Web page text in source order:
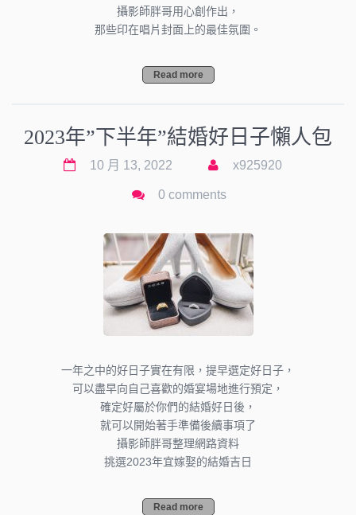
攝影師胖哥用心創作出，
那些印在唱片封面上的最佳氛圍。
Read more
2023年”下半年”結婚好日子懶人包
10 月 13, 2022 x925920
0 comments
一年之中的好日子實在有限，提早選定好日子，
可以盡早向自己喜歡的婚宴場地進行預定，
確定好屬於你們的結婚好日後，
就可以開始著手準備後續事項了
攝影師胖哥整理網路資料
挑選2023年宜嫁娶的結婚吉日
Read more